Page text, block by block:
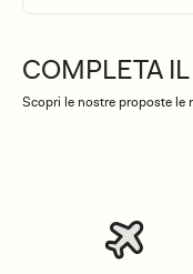
COMPLETA
Scopri le nostre proposte le